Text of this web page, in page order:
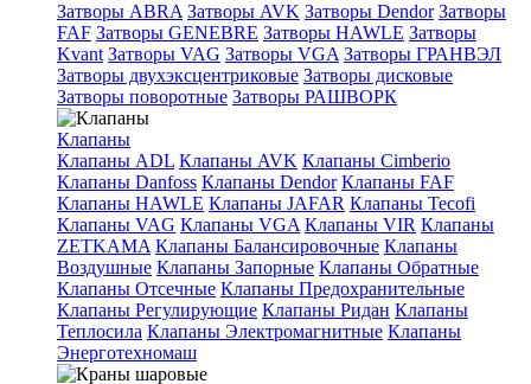
Затворы ABRA Затворы AVK Затворы Dendor Затворы
FAF Затворы GENEBRE Затворы HAWLE Затворы
Kvant Затворы VAG Затворы VGA Затворы ГРАНВЭЛ
Затворы двухэксцентриковые Затворы дисковые
Затворы поворотные Затворы РАШВОРК
Клапаны
Клапаны ADL Клапаны AVK Клапаны Cimberio
Клапаны Danfoss Клапаны Dendor Клапаны FAF
Клапаны HAWLE Клапаны JAFAR Клапаны Tecofi
Клапаны VAG Клапаны VGA Клапаны VIR Клапаны
ZETKAMA Клапаны Балансировочные Клапаны
Воздушные Клапаны Запорные Клапаны Обратные
Клапаны Отсечные Клапаны Предохранительные
Клапаны Регулирующие Клапаны Ридан Клапаны
Теплосила Клапаны Электромагнитные Клапаны
Энерготехномаш